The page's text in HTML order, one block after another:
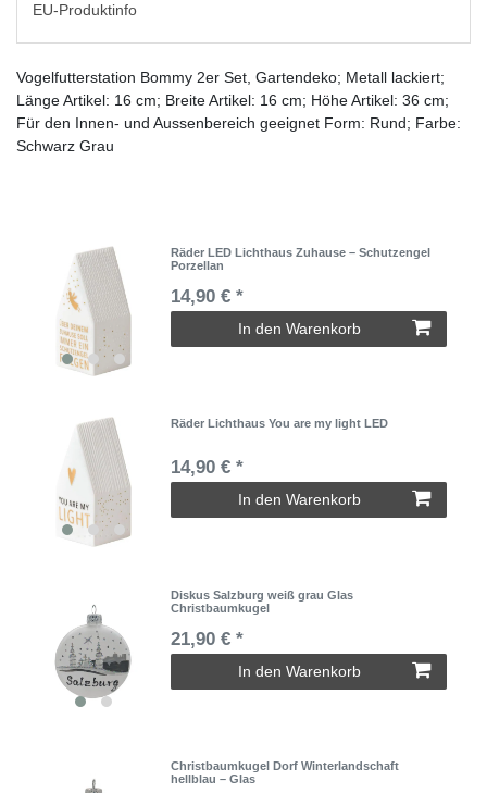
EU-Produktinfo
Vogelfutterstation Bommy 2er Set, Gartendeko; Metall lackiert;
Länge Artikel: 16 cm; Breite Artikel: 16 cm; Höhe Artikel: 36 cm;
Für den Innen- und Aussenbereich geeignet Form: Rund; Farbe:
Schwarz Grau
Räder LED Lichthaus Zuhause – Schutzengel
Porzellan
14,90 € *
In den Warenkorb
Räder Lichthaus You are my light LED
14,90 € *
In den Warenkorb
Diskus Salzburg weiß grau Glas
Christbaumkugel
21,90 € *
In den Warenkorb
Christbaumkugel Dorf Winterlandschaft
hellblau – Glas